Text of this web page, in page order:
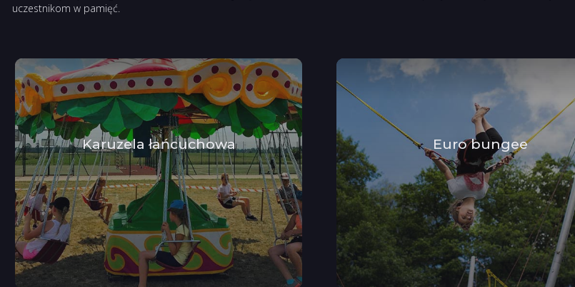
uczestnikom w pamięć.
Karuzela łańcuchowa Euro bungee